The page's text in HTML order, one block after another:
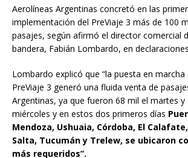
Aerolíneas Argentinas concretó en las
implementación del PreViaje 3 más de 100
pasajes, según afirmó el director comercial
bandera, Fabián Lombardo, en
Lombardo explicó que “la puesta en
PreViaje 3 generó una fluida venta de
Argentinas, ya que fueron 68 mil el martes y
miércoles y en estos dos primeros días
Mendoza, Ushuaia, Córdoba, El
Salta, Tucumán y Trelew, se ubicaron
más requeridos”.